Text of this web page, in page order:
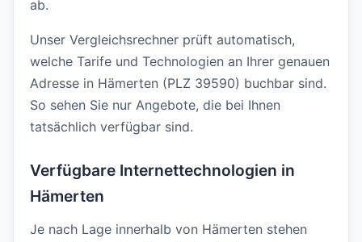
ab.
Unser Vergleichsrechner prüft automatisch,
welche Tarife und Technologien an Ihrer genauen
Adresse in Hämerten (PLZ 39590) buchbar sind.
So sehen Sie nur Angebote, die bei Ihnen
tatsächlich verfügbar sind.
Verfügbare Internettechnologien in
Hämerten
Je nach Lage innerhalb von Hämerten stehen